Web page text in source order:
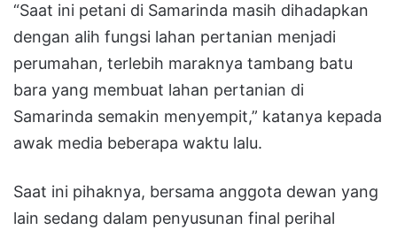
“Saat ini petani di Samarinda masih dihadapkan
dengan alih fungsi lahan pertanian menjadi
perumahan, terlebih maraknya tambang batu
bara yang membuat lahan pertanian di
Samarinda semakin menyempit,” katanya kepada
awak media beberapa waktu lalu.
Saat ini pihaknya, bersama anggota dewan yang
lain sedang dalam penyusunan final perihal